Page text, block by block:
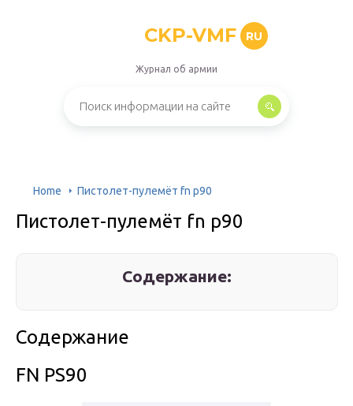
CKP-VMF RU
Журнал об армии
Home Пистолет-пулемёт fn p90
Пистолет-пулемёт fn p90
Содержание:
Содержание
FN PS90